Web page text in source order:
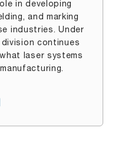
in developing
and marking
industries. Under
division continues
laser systems